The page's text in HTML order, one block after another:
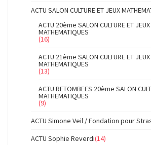
ACTU SALON CULTURE ET JEUX
ACTU 20ème SALON CULTURE ET JEUX
MATHEMATIQUES
(16)
ACTU 21ème SALON CULTURE ET JEUX
MATHEMATIQUES
(13)
ACTU RETOMBEES 20ème SALON
MATHEMATIQUES
(9)
ACTU Simone Veil / Fondation pour
ACTU Sophie Reverdi(14)